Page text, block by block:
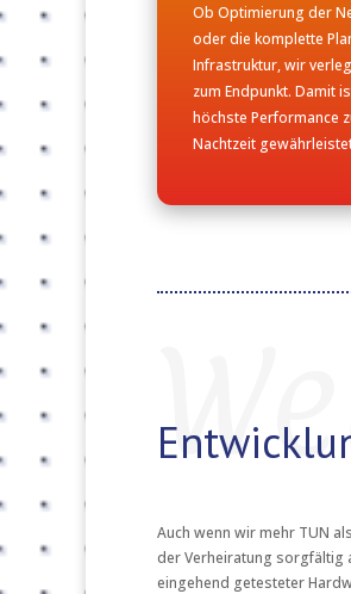
Ob Optimierung der
oder die komplette
Infrastruktur, wir
zum Endpunkt. Damit
höchste Performance
Nachtzeit
Auch wenn wir mehr TUN
der Verheiratung sorgfältig
eingehend getesteter